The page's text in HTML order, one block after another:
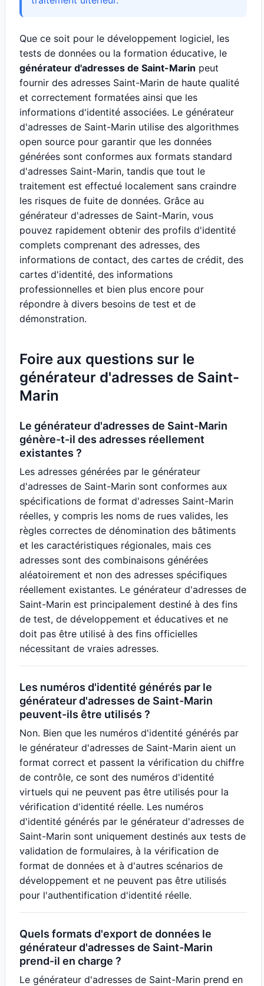
Que ce soit pour le développement logiciel, les
tests de données ou la formation éducative, le
générateur d'adresses de Saint-Marin peut
fournir des adresses Saint-Marin de haute qualité
et correctement formatées ainsi que les
informations d'identité associées. Le générateur
d'adresses de Saint-Marin utilise des algorithmes
open source pour garantir que les données
générées sont conformes aux formats standard
d'adresses Saint-Marin, tandis que tout le
traitement est effectué localement sans craindre
les risques de fuite de données. Grâce au
générateur d'adresses de Saint-Marin, vous
pouvez rapidement obtenir des profils d'identité
complets comprenant des adresses, des
informations de contact, des cartes de crédit, des
cartes d'identité, des informations
professionnelles et bien plus encore pour
répondre à divers besoins de test et de
démonstration.
Foire aux questions sur le
générateur d'adresses de Saint-
Marin
Le générateur d'adresses de Saint-Marin
génère-t-il des adresses réellement
existantes ?
Les adresses générées par le générateur
d'adresses de Saint-Marin sont conformes aux
spécifications de format d'adresses Saint-Marin
réelles, y compris les noms de rues valides, les
règles correctes de dénomination des bâtiments
et les caractéristiques régionales, mais ces
adresses sont des combinaisons générées
aléatoirement et non des adresses spécifiques
réellement existantes. Le générateur d'adresses de
Saint-Marin est principalement destiné à des fins
de test, de développement et éducatives et ne
doit pas être utilisé à des fins officielles
nécessitant de vraies adresses.
Les numéros d'identité générés par le
générateur d'adresses de Saint-Marin
peuvent-ils être utilisés ?
Non. Bien que les numéros d'identité générés par
le générateur d'adresses de Saint-Marin aient un
format correct et passent la vérification du chiffre
de contrôle, ce sont des numéros d'identité
virtuels qui ne peuvent pas être utilisés pour la
vérification d'identité réelle. Les numéros
d'identité générés par le générateur d'adresses de
Saint-Marin sont uniquement destinés aux tests de
validation de formulaires, à la vérification de
format de données et à d'autres scénarios de
développement et ne peuvent pas être utilisés
pour l'authentification d'identité réelle.
Quels formats d'export de données le
générateur d'adresses de Saint-Marin
prend-il en charge ?
Le générateur d'adresses de Saint-Marin prend en